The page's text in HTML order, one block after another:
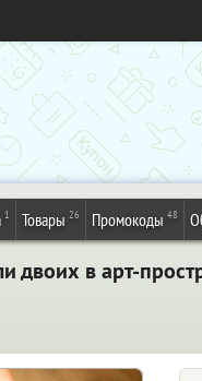
1 Товары 26 Промокоды 48
двоих в арт-